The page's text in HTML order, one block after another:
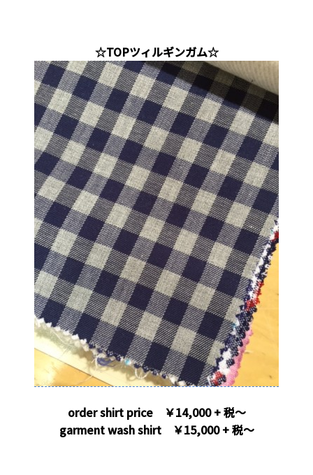
☆TOPツィルギンガム☆
order shirt price ￥14,000 + 税～
garment wash shirt ￥15,000 + 税～